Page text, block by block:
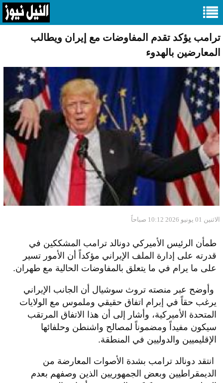
ترامب يؤكد تقدم المفاوضات مع إيران ويطالب
المعارضين بالهدوء
الاثنين 01 يونيو 2026 10:12 صباحاً
​طمأن الرئيس الأميركي دونالد ترامب المشككين في
قدرته على إدارة الملف الإيراني مؤكداً أن الأمور تسير
على ما يرام في ما يتعلق بالمفاوضات الحالية مع طهران.
وأوضح عبر منصته تروث سوشيال أن الجانب الإيراني
يرغب حقاً في إبرام اتفاق حقيقي وملموس مع الولايات
المتحدة الأميركية، وأشار إلى أن هذا الاتفاق المرتقب
سيكون مفيداً ومضموناً لمصالح واشنطن وحلفائها
الإقليميين والدوليين في المنطقة.
انتقد دونالد ترامب بشدة الأصوات المعارضة من
الديمقراطيين وبعض الجمهوريين الذين وصفهم بعدم